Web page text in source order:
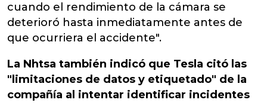
cuando el rendimiento de la cámara se
deterioró hasta inmediatamente antes de
que ocurriera el accidente".
La Nhtsa también indicó que Tesla citó las
"limitaciones de datos y etiquetado" de la
compañía al intentar identificar incidentes